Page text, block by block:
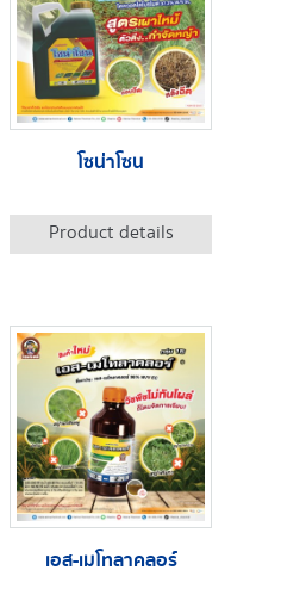
โซน่าโซน
Product details
เอส-เมโทลาคลอร์